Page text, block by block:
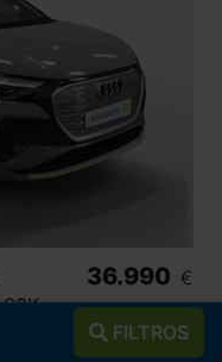
FILTROS
ADVANCED 40 E TRON 150KW 63KWH
36.990 €
440